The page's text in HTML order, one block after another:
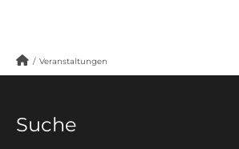
/ Veranstaltungen
Suche